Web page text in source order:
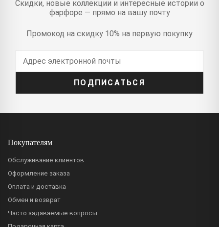
Скидки, новые коллекции и интересные истории о
фарфоре — прямо на вашу почту
Промокод на скидку 10% на первую покупку
ПОДПИСАТЬСЯ
Покупателям
Обслуживание клиентов
Оформление заказа
Оплата и доставка
Обмен и возврат
Часто задаваемые вопросы